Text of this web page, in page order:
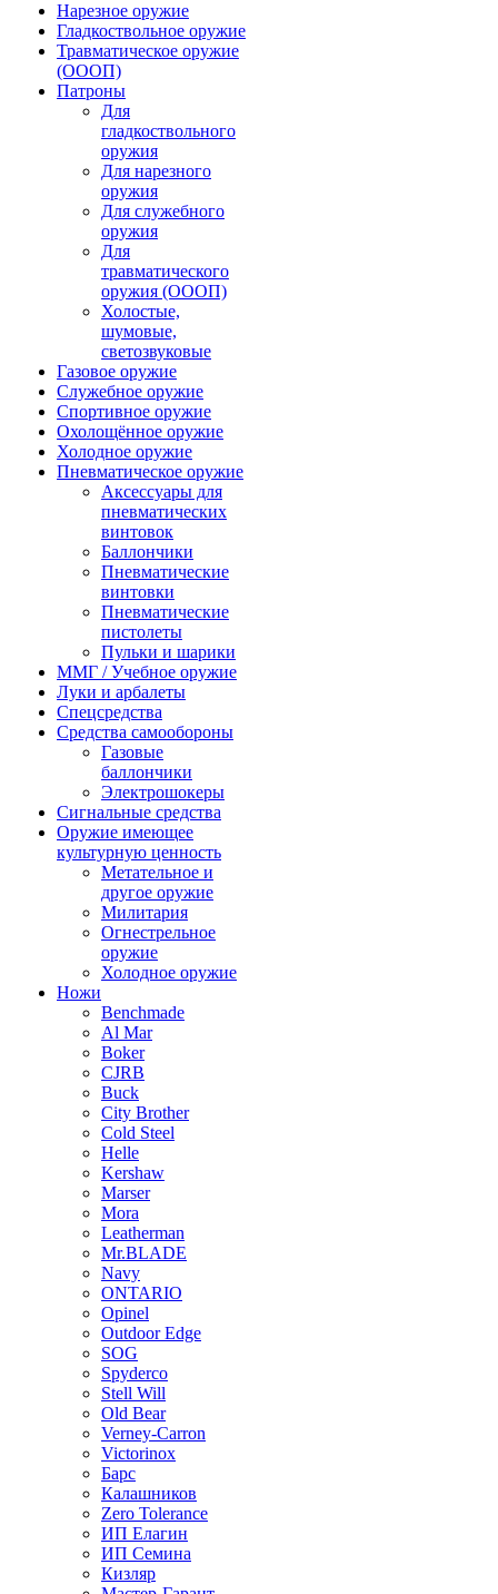
Нарезное оружие
Гладкоствольное оружие
Травматическое оружие
(ОООП)
Патроны
Для
гладкоствольного
оружия
Для нарезного
оружия
Для служебного
оружия
Для
травматического
оружия (ОООП)
Холостые,
шумовые,
светозвуковые
Газовое оружие
Служебное оружие
Спортивное оружие
Охолощённое оружие
Холодное оружие
Пневматическое оружие
Аксессуары для
пневматических
винтовок
Баллончики
Пневматические
винтовки
Пневматические
пистолеты
Пульки и шарики
ММГ / Учебное оружие
Луки и арбалеты
Спецсредства
Средства самообороны
Газовые
баллончики
Электрошокеры
Сигнальные средства
Оружие имеющее
культурную ценность
Метательное и
другое оружие
Милитария
Огнестрельное
оружие
Холодное оружие
Ножи
Benchmade
Al Mar
Boker
CJRB
Buck
City Brother
Cold Steel
Helle
Kershaw
Marser
Mora
Leatherman
Mr.BLADE
Navy
ONTARIO
Opinel
Outdoor Edge
SOG
Spyderco
Stell Will
Old Bear
Verney-Carron
Victorinox
Барс
Калашников
Zero Tolerance
ИП Елагин
ИП Семина
Кизляр